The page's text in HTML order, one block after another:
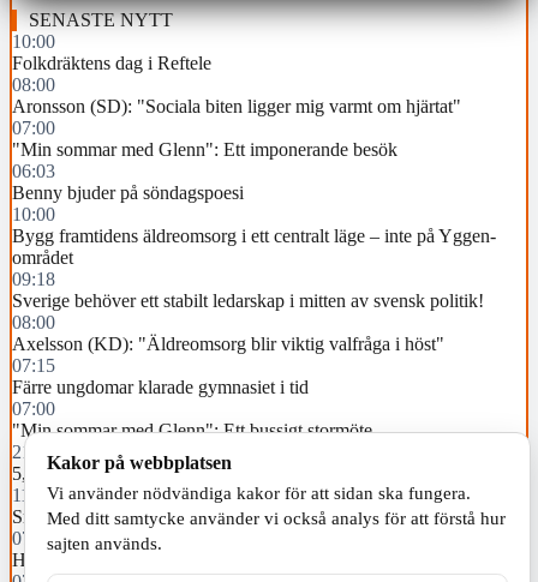
SENASTE NYTT
10:00
Folkdräktens dag i Reftele
08:00
Aronsson (SD): "Sociala biten ligger mig varmt om hjärtat"
07:00
"Min sommar med Glenn": Ett imponerande besök
06:03
Benny bjuder på söndagspoesi
10:00
Bygg framtidens äldreomsorg i ett centralt läge – inte på Yggen-
området
09:18
Sverige behöver ett stabilt ledarskap i mitten av svensk politik!
08:00
Axelsson (KD): "Äldreomsorg blir viktig valfråga i höst"
07:15
Färre ungdomar klarade gymnasiet i tid
07:00
"Min sommar med Glenn": Ett bussigt stormöte
21:48
5,2 miljoner till länet
11:00
Små beslut förändrar ett helt land
07:25
Högre elpriser än i juli i fjol
Kakor på webbplatsen
Vi använder nödvändiga kakor för att sidan ska fungera.
Med ditt samtycke använder vi också analys för att förstå hur
sajten används.